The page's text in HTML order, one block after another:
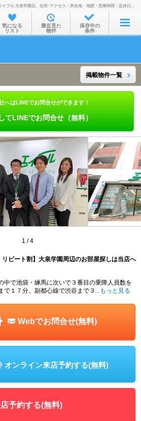
お部屋を探す
沿線・駅から
通勤通学時間から
物件特集から
賃貸マンション･アパート探しなら株式会社エイブル 大泉学園店。住所･アクセス・所在地・地図・営業時間・定休日・電話番号などを掲載。
気になる
リスト
最近見た
物件
保存中の
条件
掲載物件一覧
へはLINEでお問合せができます！
てLINEでお問合せ（無料）
1 /4
リピート割】大泉学園周辺のお部屋探しは当店へ
中で池袋・練馬に次いで３番目の乗降人員数を
で１７分、副都心線で渋谷まで３
...もっと見る
Webでお問合せ(無料)
オンライン来店予約する(無料)
予約する(無料)